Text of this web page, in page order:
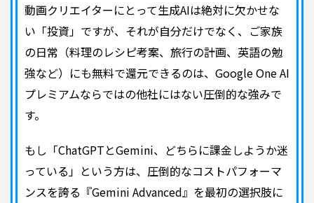
動画クリエイターにとって生成AIは絶対に欠かせな
い「投資」ですが、それが自分だけでなく、ご家族
の日常（料理のレシピ考案、旅行の計画、英語の勉
強など）にも無料で還元できるのは、Google One AI
プレミアムならではの他社にはない圧倒的な強みで
す。
もし「ChatGPTとGemini、どちらに課金しようか迷
っている」という方は、圧倒的なコストパフォーマ
ンスを誇る『Gemini Advanced』を最初の選択肢に